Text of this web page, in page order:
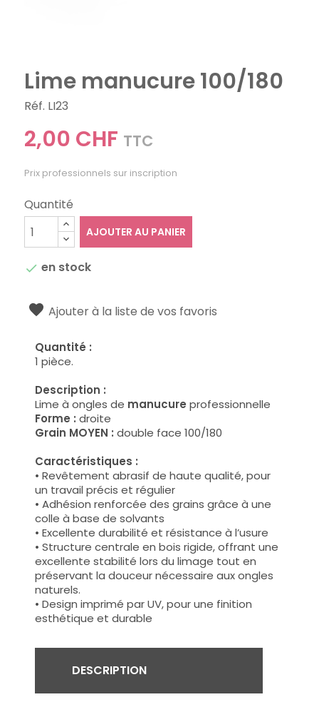
Lime manucure 100/180
Réf. LI23
2,00 CHF TTC
Prix professionnels sur inscription
Quantité
AJOUTER AU PANIER
 en stock
Ajouter à la liste de vos favoris
Quantité :
1 pièce.
Description :
Lime à ongles de manucure professionnelle
Forme : droite
Grain MOYEN : double face 100/180
Caractéristiques :
• Revêtement abrasif de haute qualité, pour
un travail précis et régulier
• Adhésion renforcée des grains grâce à une
colle à base de solvants
• Excellente durabilité et résistance à l’usure
• Structure centrale en bois rigide, offrant une
excellente stabilité lors du limage tout en
préservant la douceur nécessaire aux ongles
naturels.
• Design imprimé par UV, pour une finition
esthétique et durable
DESCRIPTION